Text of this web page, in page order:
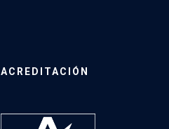
ACREDITACIÓN